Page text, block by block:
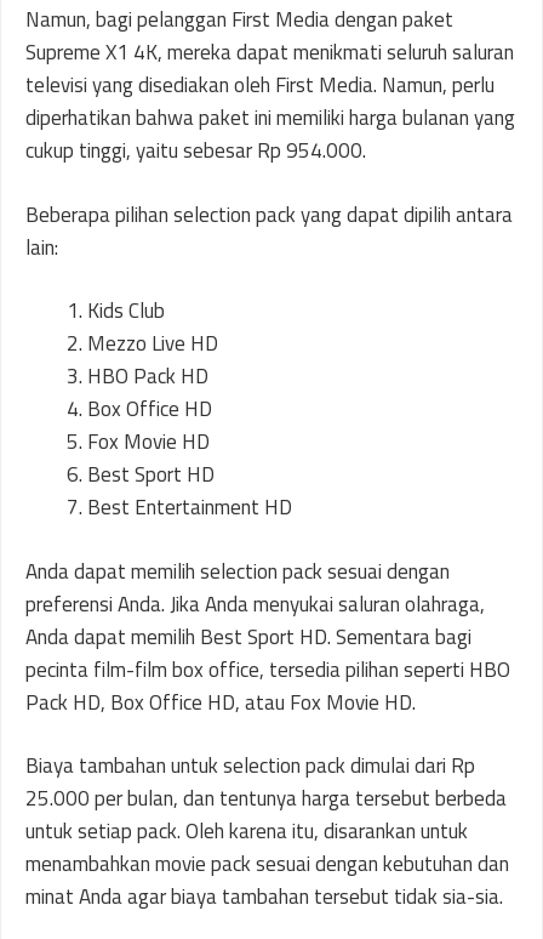
Namun, bagi pelanggan First Media dengan paket
Supreme X1 4K, mereka dapat menikmati seluruh saluran
televisi yang disediakan oleh First Media. Namun, perlu
diperhatikan bahwa paket ini memiliki harga bulanan yang
cukup tinggi, yaitu sebesar Rp 954.000.
Beberapa pilihan selection pack yang dapat dipilih antara
lain:
Kids Club
Mezzo Live HD
HBO Pack HD
Box Office HD
Fox Movie HD
Best Sport HD
Best Entertainment HD
Anda dapat memilih selection pack sesuai dengan
preferensi Anda. Jika Anda menyukai saluran olahraga,
Anda dapat memilih Best Sport HD. Sementara bagi
pecinta film-film box office, tersedia pilihan seperti HBO
Pack HD, Box Office HD, atau Fox Movie HD.
Biaya tambahan untuk selection pack dimulai dari Rp
25.000 per bulan, dan tentunya harga tersebut berbeda
untuk setiap pack. Oleh karena itu, disarankan untuk
menambahkan movie pack sesuai dengan kebutuhan dan
minat Anda agar biaya tambahan tersebut tidak sia-sia.